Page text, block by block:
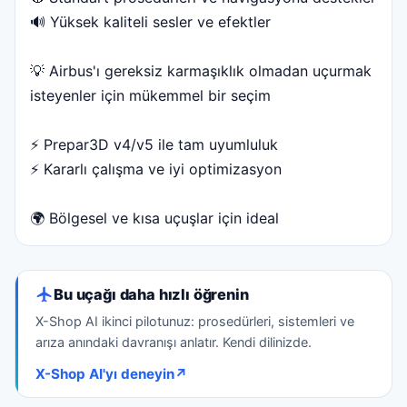
🔊 Yüksek kaliteli sesler ve efektler
💡 Airbus'ı gereksiz karmaşıklık olmadan uçurmak
isteyenler için mükemmel bir seçim
⚡️ Prepar3D v4/v5 ile tam uyumluluk
⚡️ Kararlı çalışma ve iyi optimizasyon
🌍 Bölgesel ve kısa uçuşlar için ideal
Bu uçağı daha hızlı öğrenin
X-Shop AI ikinci pilotunuz: prosedürleri, sistemleri ve
arıza anındaki davranışı anlatır. Kendi dilinizde.
X-Shop AI'yı deneyin↗